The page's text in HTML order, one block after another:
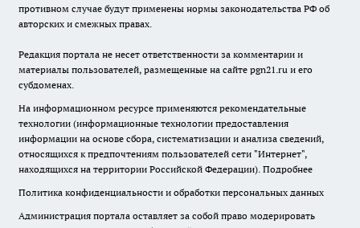
противном случае будут применены нормы законодательства РФ об
авторских и смежных правах.
Редакция портала не несет ответственности за комментарии и
материалы пользователей, размещенные на сайте pgn21.ru и его
субдоменах.
На информационном ресурсе применяются рекомендательные
технологии (информационные технологии предоставления
информации на основе сбора, систематизации и анализа сведений,
относящихся к предпочтениям пользователей сети "Интернет",
находящихся на территории Российской Федерации). Подробнее
Политика конфиденциальности и обработки персональных данных
Администрация портала оставляет за собой право модерировать